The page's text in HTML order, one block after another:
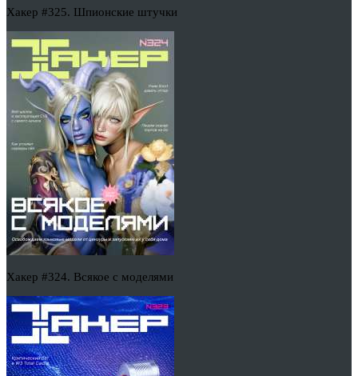
Хакер #325. Шпионские штучки
Хакер #324. Всякое с моделями